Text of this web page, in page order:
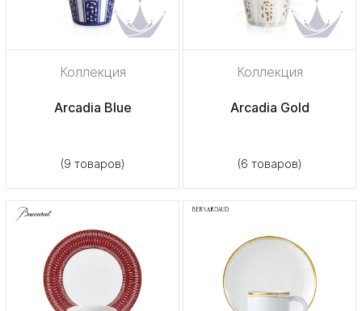
Коллекция
Arcadia Blue
(9 товаров)
Коллекция
Arcadia Gold
(6 товаров)